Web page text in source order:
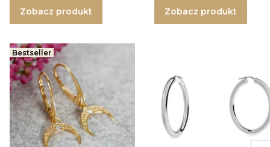
Zobacz produkt Zobacz produkt
Bestseller